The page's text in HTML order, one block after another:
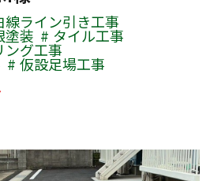
線ライン引き工事
塗装 タイル工事
ング工事
仮設足場工事